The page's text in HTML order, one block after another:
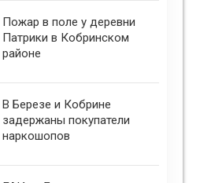
Пожар в поле у деревни
Патрики в Кобринском
районе
В Березе и Кобрине
задержаны покупатели
наркошопов